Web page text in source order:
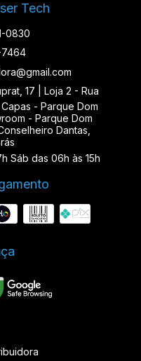
Tech
0830
7464
17 | Loja 2 - Rua
- Parque Dom
- Parque Dom
Dantas,
Sáb das 06h às 15h